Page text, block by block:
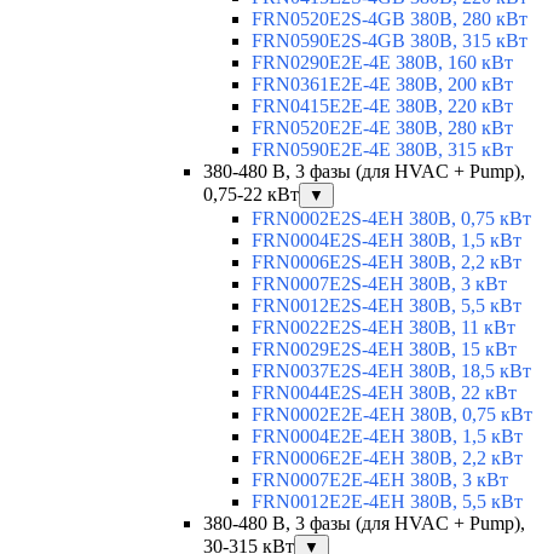
FRN0520E2S-4GB 380В, 280 кВт
FRN0590E2S-4GB 380В, 315 кВт
FRN0290E2E-4E 380В, 160 кВт
FRN0361E2E-4E 380В, 200 кВт
FRN0415E2E-4E 380В, 220 кВт
FRN0520E2E-4E 380В, 280 кВт
FRN0590E2E-4E 380В, 315 кВт
380-480 В, 3 фазы (для HVAC + Pump),
0,75-22 кВт
▼
FRN0002E2S-4EH 380В, 0,75 кВт
FRN0004E2S-4EH 380В, 1,5 кВт
FRN0006E2S-4EH 380В, 2,2 кВт
FRN0007E2S-4EH 380В, 3 кВт
FRN0012E2S-4EH 380В, 5,5 кВт
FRN0022E2S-4EH 380В, 11 кВт
FRN0029E2S-4EH 380В, 15 кВт
FRN0037E2S-4EH 380В, 18,5 кВт
FRN0044E2S-4EH 380В, 22 кВт
FRN0002E2E-4EH 380В, 0,75 кВт
FRN0004E2E-4EH 380В, 1,5 кВт
FRN0006E2E-4EH 380В, 2,2 кВт
FRN0007E2E-4EH 380В, 3 кВт
FRN0012E2E-4EH 380В, 5,5 кВт
380-480 В, 3 фазы (для HVAC + Pump),
30-315 кВт
▼